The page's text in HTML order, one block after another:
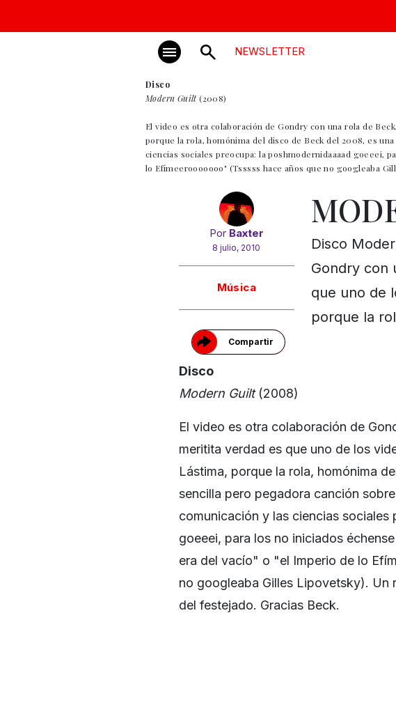
NEWSLETTER
Disco
Modern Guilt(2008)
El video es otra colaboración de Gondry con una rola de
porque la rola, homónima del disco de Beck del 2008, es
ciencias sociales preocupa: la poshmodernidaaaad goeeei,
lo Efímeerooooooo" (Tsssss hace años que no googleaba
Por Baxter
8 julio, 2010
Música
Compartir
Disco
Gondry con
que uno de
porque la
Disco
Modern Guilt(2008)
El video es otra colaboración de
meritita verdad es que uno de los
Lástima, porque la rola, homónima
sencilla pero pegadora canción
comunicación y las ciencias
goeeei, para los no iniciados
era del vacío" o "el Imperio de lo
no googleaba Gilles Lipovetsky). Un
del festejado. Gracias Beck.